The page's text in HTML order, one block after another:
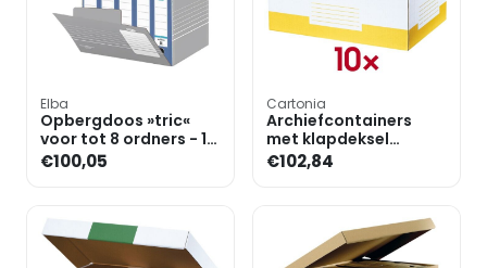
Elba
Opbergdoos »tric«
voor tot 8 ordners - 10
stuks
€100,05
Cartonia
Archiefcontainers
met klapdeksel
»Color« - 10 stuks
€102,84